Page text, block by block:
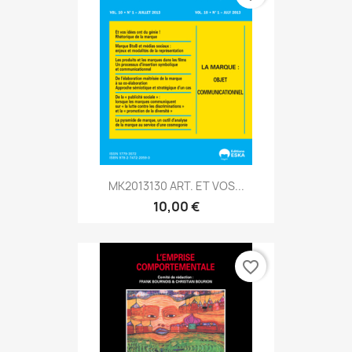
MK2013130 ART. ET VOS...
10,00 €
favorite_border